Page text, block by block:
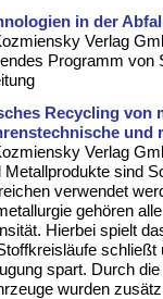
in der
Verlag
Programm von
Recycling von
Verlag
Metallprodukte sind
verwendet
gehören
Hierbei spielt
spart. Durch
wurden